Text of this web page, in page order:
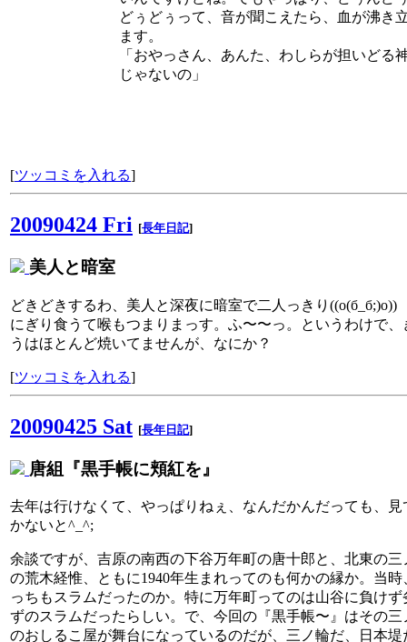
どぅどぅって、音が聞こえたら、血が沸き
ます。
「おやっさん、あんた、わしらが担いどる
じゃないの」
[ツッコミを入れる]
20090424 Fri [長年日記]
美人と暗室
どきどきするわ、美人と深夜に暗室で二人っきり
にぎり食うて喉もつまりまっす。ふ〜〜っ。というわけで、
うはほとんど焼いてませんが、なにか？
[ツッコミを入れる]
20090425 Sat [長年日記]
唐組『黒手帳に頬紅を』
去年は行けなくて、やっぱりねぇ、なんだかんだっても、見
かないと^_^;
余談ですが、吉原の南西の下谷万年町の唐十郎と、北東の三
の荒木経惟、ともに1940年生まれってのも何かの縁か。当時
っちもスラムだったのか。特に万年町ってのは山谷に負けず
ずのスラムだったらしい。で、今回の『黒手帳〜』はその三
のおしるこ屋が舞台になっているのだが、三ノ輪だ、日本堤